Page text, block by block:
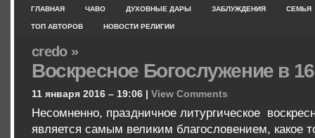
ГЛАВНАЯ ЧАВО ДУХОВНЫЕ ДАРЫ ЗАБЛУЖДЕНИЯ СЕМЬЯ
ТОП АВТОРОВ НОВОСТИ РЕЛИГИИ
credo »
Воскресное Богослужение в
11 января 2016 – 19:06 | View Comments
Несомненно, праздничное литургическое
является самым великим благословением, какое